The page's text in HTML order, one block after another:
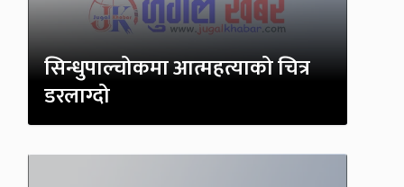
सिन्धुपाल्चोकमा आत्महत्याको चित्र
डरलाग्दो